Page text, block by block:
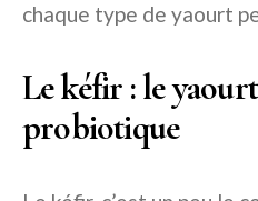
chaque type de yaourt
Le kéfir : le
probiotique